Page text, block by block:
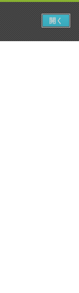
開く